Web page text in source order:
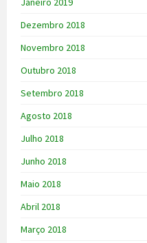
Dezembro 2018
Novembro 2018
Outubro 2018
Setembro 2018
Agosto 2018
Julho 2018
Junho 2018
Maio 2018
Abril 2018
Março 2018